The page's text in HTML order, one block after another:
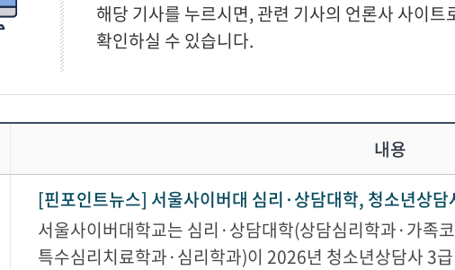
해당 기사를 누르시면, 관련 기사의 언론사 사이
확인하실 수 있습니다.
내용
[핀포인트뉴스] 서울사이버대 심리·상담대학, 청소년상담
서울사이버대학교는 심리·상담대학(상담심리학과·가족
특수심리치료학과·심리학과)이 2026년 청소년상담사 3